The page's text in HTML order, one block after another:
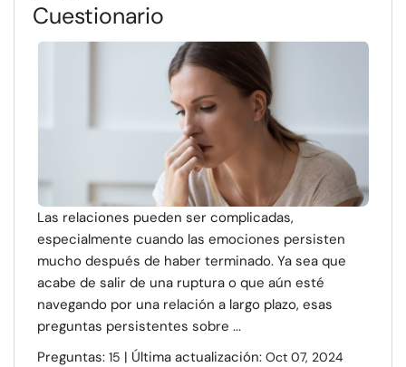
Cursos
Comunidad
Encuentra un terapeuta
Idioma
Sobre nosotros Contáctanos Escríbenos
Publicidad con
nosotros
Cuestionario
Las relaciones pueden ser complicadas,
especialmente cuando las emociones persisten
mucho después de haber terminado. Ya sea que
acabe de salir de una ruptura o que aún esté
navegando por una relación a largo plazo, esas
preguntas persistentes sobre ...
Preguntas: 15 | Última actualización: Oct 07, 2024